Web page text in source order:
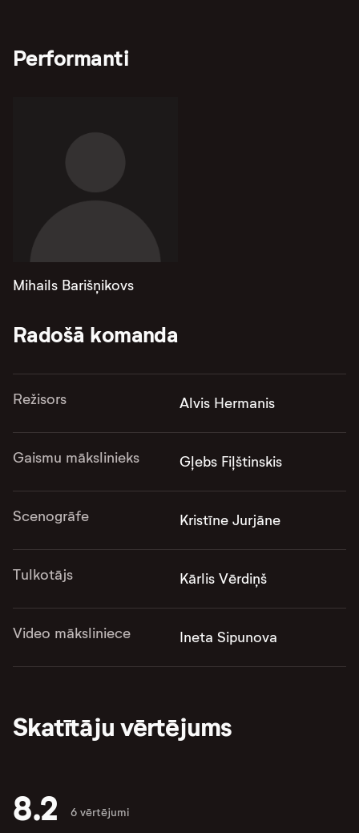
Performanti
Mihails Barišņikovs
Radošā komanda
Režisors Alvis Hermanis
Gaismu mākslinieks Gļebs Fiļštinskis
Scenogrāfe Kristīne Jurjāne
Tulkotājs Kārlis Vērdiņš
Video māksliniece Ineta Sipunova
Skatītāju vērtējums
8.2 6 vērtējumi